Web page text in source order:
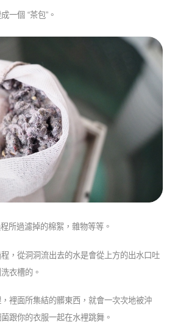
一個 “茶包”。
過濾掉的棉絮，雜物等等。
，從洞洞流出去的水是會從上方的出水口吐
衣槽的。
裡面所集結的髒東西，就會一次次地被沖
跟你的衣服一起在水裡跳舞。